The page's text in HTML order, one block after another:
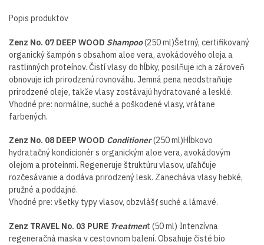
Popis produktov
Zenz No. 07 DEEP WOOD Shampoo(250 ml)Šetrný, certifikovaný
organický šampón s obsahom aloe vera, avokádového oleja a
rastlinných proteínov. Čistí vlasy do hĺbky, posilňuje ich a zároveň
obnovuje ich prirodzenú rovnováhu. Jemná pena neodstraňuje
prirodzené oleje, takže vlasy zostávajú hydratované a lesklé.
Vhodné pre: normálne, suché a poškodené vlasy, vrátane
farbených.
Zenz No. 08 DEEP WOOD Conditioner(250 ml)Hĺbkovo
hydratačný kondicionér s organickým aloe vera, avokádovým
olejom a proteínmi. Regeneruje štruktúru vlasov, uľahčuje
rozčesávanie a dodáva prirodzený lesk. Zanecháva vlasy hebké,
pružné a poddajné.
Vhodné pre: všetky typy vlasov, obzvlášť suché a lámavé.
Zenz TRAVEL No. 03 PURE Treatment (50 ml) Intenzívna
regeneračná maska ​​v cestovnom balení. Obsahuje čisté bio